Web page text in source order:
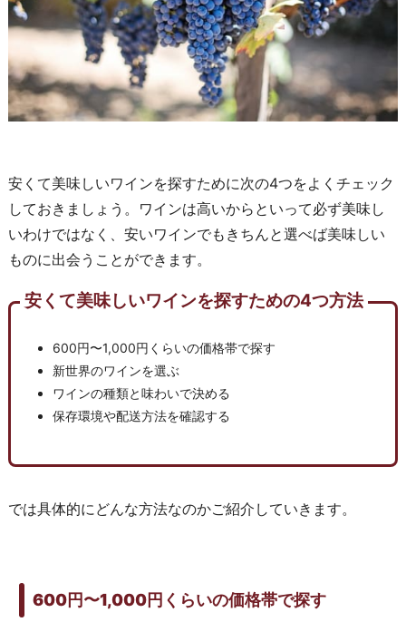
安くて美味しいワインを探すために次の4つをよくチェック
しておきましょう。ワインは高いからといって必ず美味し
いわけではなく、安いワインでもきちんと選べば美味しい
ものに出会うことができます。
安くて美味しいワインを探すための4つ方法
600円〜1,000円くらいの価格帯で探す
新世界のワインを選ぶ
ワインの種類と味わいで決める
保存環境や配送方法を確認する
では具体的にどんな方法なのかご紹介していきます。
600円〜1,000円くらいの価格帯で探す